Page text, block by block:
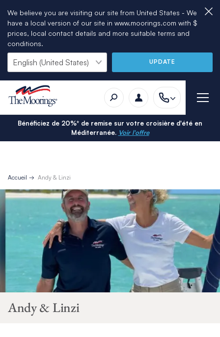
We believe you are visiting our site from United States - We
have a local version of our site in www.moorings.com with $
prices, local contact details and more suitable terms and
conditions.
UPDATE
Bénéficiez de 20%* de remise sur votre croisière d'été en
Méditerranée. Voir l'offre
Accueil Andy & Linzi
Andy & Linzi